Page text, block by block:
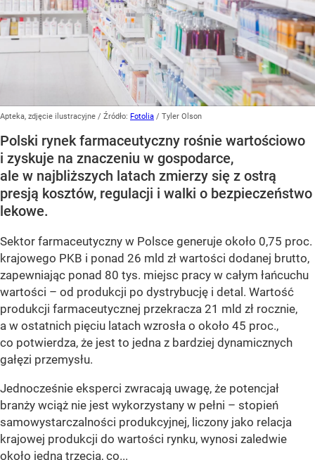
Apteka, zdjęcie ilustracyjne / Źródło: Fotolia / Tyler Olson
Polski rynek farmaceutyczny rośnie wartościowo
i zyskuje na znaczeniu w gospodarce,
ale w najbliższych latach zmierzy się z ostrą
presją kosztów, regulacji i walki o bezpieczeństwo
lekowe.
Sektor farmaceutyczny w Polsce generuje około 0,75 proc.
krajowego PKB i ponad 26 mld zł wartości dodanej brutto,
zapewniając ponad 80 tys. miejsc pracy w całym łańcuchu
wartości – od produkcji po dystrybucję i detal. Wartość
produkcji farmaceutycznej przekracza 21 mld zł rocznie,
a w ostatnich pięciu latach wzrosła o około 45 proc.,
co potwierdza, że jest to jedna z bardziej dynamicznych
gałęzi przemysłu.
Jednocześnie eksperci zwracają uwagę, że potencjał
branży wciąż nie jest wykorzystany w pełni – stopień
samowystarczalności produkcyjnej, liczony jako relacja
krajowej produkcji do wartości rynku, wynosi zaledwie
około jedną trzecią, co...